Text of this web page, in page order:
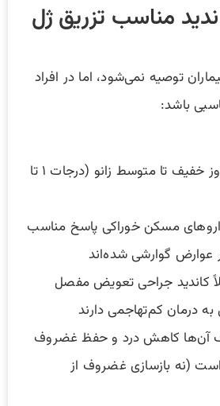
مناسب تزریق ژل
توصیه نمی‌شود، اما در افراد
باشد:
مبتلایان به آرتروز خفیف تا متوسط زانو (درجات ۱ تا
مسکن خوراکی پاسخ مناسب
عوارض گوارشی شده‌اند
کاندید جراحی تعویض مفصل
به درمان کم‌تهاجمی دارند
آن‌ها کاهش درد و حفظ غضروف
است (نه بازسازی غضروف از